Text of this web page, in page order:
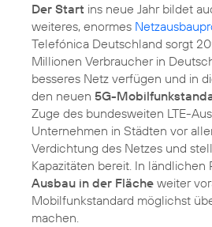
Der Start ins neue Jahr bildet
weiteres, enormes
Telefónica Deutschland sorgt
Millionen Verbraucher in
besseres Netz verfügen und in
den neuen 5G-
Zuge des bundesweiten LTE-
Unternehmen in Städten vor
Verdichtung des Netzes und
Kapazitäten bereit. In ländlichen
Ausbau in der Fläche weiter
Mobilfunkstandard möglichst
machen.